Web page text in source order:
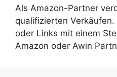
Als Amazon-Partner
qualifizierten
oder Links mit einem
Amazon oder Awin